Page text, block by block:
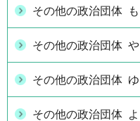
その他の政治団体 も
その他の政治団体 や
その他の政治団体 ゆ
その他の政治団体 よ